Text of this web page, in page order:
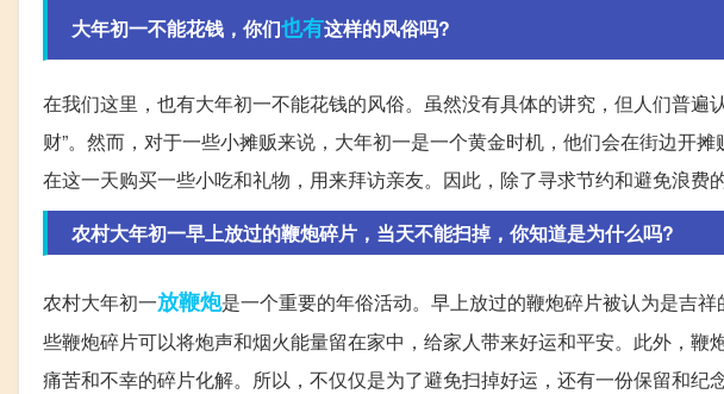
大年初一不能花钱，你们也有这样的风俗吗?
在我们这里，也有大年初一不能花钱的风俗。虽然没有具体的讲究，但人们普遍
财”。然而，对于一些小摊贩来说，大年初一是一个黄金时机，他们会在街边开
在这一天购买一些小吃和礼物，用来拜访亲友。因此，除了寻求节约和避免浪费
农村大年初一早上放过的鞭炮碎片，当天不能扫掉，你知道是为什么吗?
农村大年初一放鞭炮是一个重要的年俗活动。早上放过的鞭炮碎片被认为是吉
些鞭炮碎片可以将炮声和烟火能量留在家中，给家人带来好运和平安。此外，鞭
痛苦和不幸的碎片化解。所以，不仅仅是为了避免扫掉好运，还有一份保留和纪